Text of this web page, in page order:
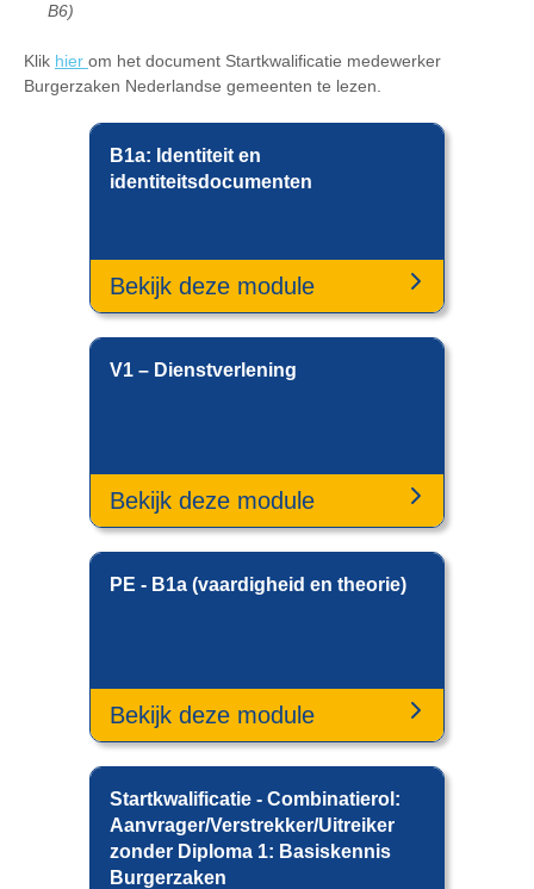
B6)
Klik hier om het document Startkwalificatie medewerker
Burgerzaken Nederlandse gemeenten te lezen.
B1a: Identiteit en
identiteitsdocumenten
Bekijk deze module
V1 – Dienstverlening
Bekijk deze module
PE - B1a (vaardigheid en theorie)
Bekijk deze module
Startkwalificatie - Combinatierol:
Aanvrager/Verstrekker/Uitreiker
zonder Diploma 1: Basiskennis
Burgerzaken